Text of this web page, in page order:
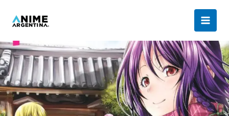
Todo
sobre
el
anime
«TenPuru»
|